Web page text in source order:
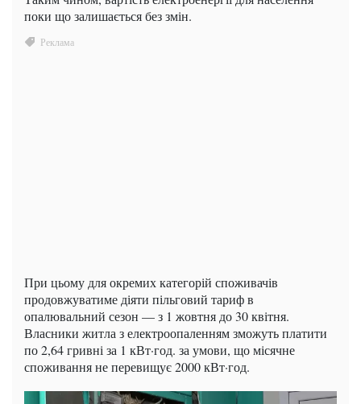
поки що залишається без змін.
При цьому для окремих категорій споживачів
продовжуватиме діяти пільговий тариф в
опалювальний сезон — з 1 жовтня до 30 квітня.
Власники житла з електроопаленням зможуть платити
по 2,64 гривні за 1 кВт·год. за умови, що місячне
споживання не перевищує 2000 кВт·год.